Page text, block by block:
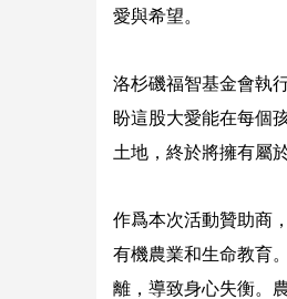
愛與希望。
洛杉磯福智基金會執
盼這股大愛能在每個
土地，終於將擁有屬
作爲本次活動贊助商
有機農業和生命教育
離，導致身心失衡。